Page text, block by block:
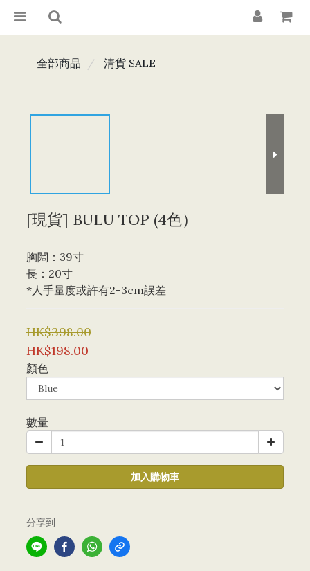
全部商品 清貨 SALE
[現貨] BULU TOP (4色）
胸闊：39寸
長：20寸
*人手量度或許有2-3cm誤差
HK$398.00
HK$198.00
顏色
數量
加入購物車
分享到